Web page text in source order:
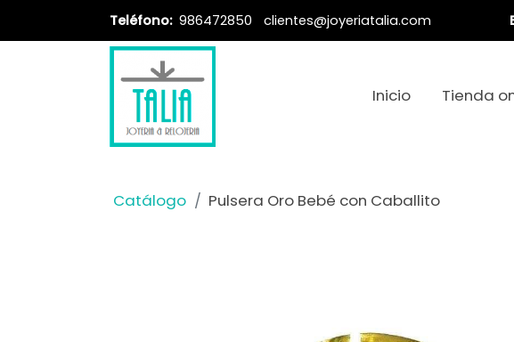
Teléfono: 986472850 clientes@joyeriatalia.com
Inicio Tienda
Catálogo Pulsera Oro Bebé con Caballito